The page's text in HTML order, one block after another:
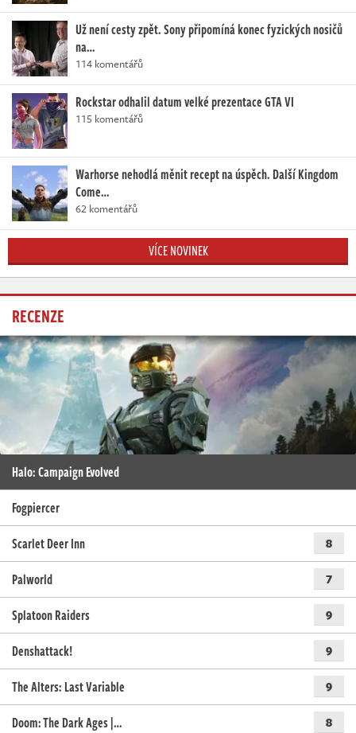
Už není cesty zpět. Sony připomíná konec fyzických nosičů
na…
114 komentářů
Rockstar odhalil datum velké prezentace GTA VI
115 komentářů
Warhorse nehodlá měnit recept na úspěch. Další Kingdom
Come…
62 komentářů
VÍCE NOVINEK
RECENZE
Halo: Campaign Evolved
Fogpiercer
Scarlet Deer Inn
8
Palworld 7
Splatoon Raiders 9
Denshattack! 9
The Alters: Last Variable 9
Doom: The Dark Ages |… 8